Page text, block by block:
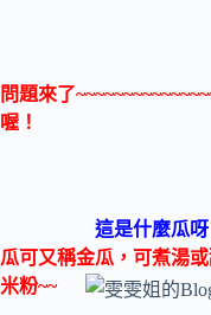
問題來了
喔！
這是什麼瓜
瓜可又稱金瓜，可煮湯
米粉~~